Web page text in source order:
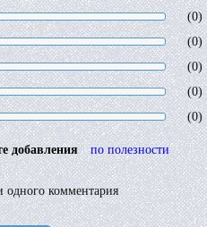
(0)
(0)
(0)
(0)
(0)
добавления по полезности
комментария